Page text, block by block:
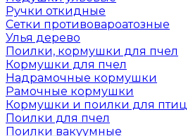
Ручки откидные
Сетки противовароатозные
Улья дерево
Поилки, кормушки для пчел
Кормушки для пчел
Надрамочные кормушки
Рамочные кормушки
Кормушки и поилки для птиц
Поилки для пчел
Поилки вакуумные